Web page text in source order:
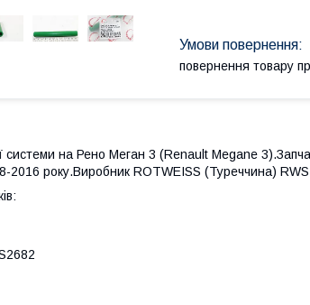
повернення товару
системи на Рено Меган 3 (Renault Megane
2016 року.Виробник ROTWEISS (Туреччина)